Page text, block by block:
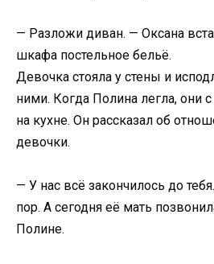
— Разложи диван. — Оксана
шкафа постельное бельё.
Девочка стояла у стены и
ними. Когда Полина легла, они
на кухне. Он рассказал об
девочки.
— У нас всё закончилось до
пор. А сегодня её мать
Полине.